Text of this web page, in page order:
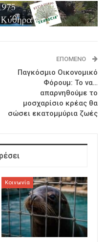
ΕΠΌΜΕΝΟ
Παγκόσμιο Οικονομικό
Φόρουμ: Το να…
απαρνηθούμε το
μοσχαρίσιο κρέας θα
σώσει εκατομμύρια ζωές
Κοινωνία